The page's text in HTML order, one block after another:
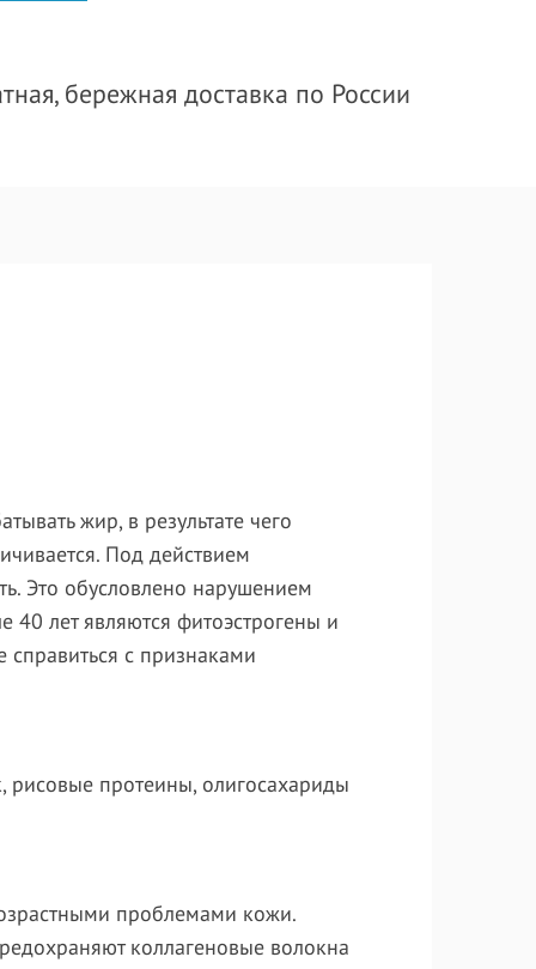
бережная доставка по России
жир, в результате чего
Под действием
Это обусловлено нарушением
лет являются фитоэстрогены и
с признаками
протеины, олигосахариды
проблемами кожи.
коллагеновые волокна